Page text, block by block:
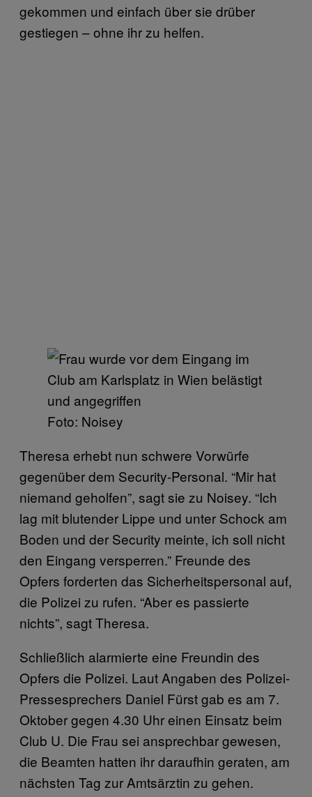
gekommen und einfach über sie drüber
gestiegen – ohne ihr zu helfen.
Foto: Noisey
Theresa erhebt nun schwere Vorwürfe
gegenüber dem Security-Personal. “Mir hat
niemand geholfen”, sagt sie zu Noisey. “Ich
lag mit blutender Lippe und unter Schock am
Boden und der Security meinte, ich soll nicht
den Eingang versperren.” Freunde des
Opfers forderten das Sicherheitspersonal auf,
die Polizei zu rufen. “Aber es passierte
nichts”, sagt Theresa.
Schließlich alarmierte eine Freundin des
Opfers die Polizei. Laut Angaben des Polizei-
Pressesprechers Daniel Fürst gab es am 7.
Oktober gegen 4.30 Uhr einen Einsatz beim
Club U. Die Frau sei ansprechbar gewesen,
die Beamten hatten ihr daraufhin geraten, am
nächsten Tag zur Amtsärztin zu gehen.